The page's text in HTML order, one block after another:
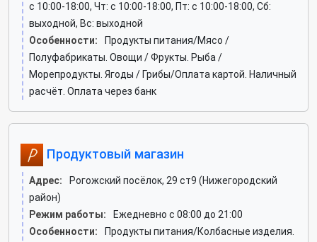
c 10:00-18:00, Чт: c 10:00-18:00, Пт: c 10:00-18:00, Сб:
выходной, Вс: выходной
Особенности:
Продукты питания/Мясо /
Полуфабрикаты. Овощи / Фрукты. Рыба /
Морепродукты. Ягоды / Грибы/Оплата картой. Наличный
расчёт. Оплата через банк
Продуктовый магазин
Адрес:
Рогожский посёлок, 29 ст9 (Нижегородский
район)
Режим работы:
Ежедневно с 08:00 до 21:00
Особенности:
Продукты питания/Колбасные изделия.